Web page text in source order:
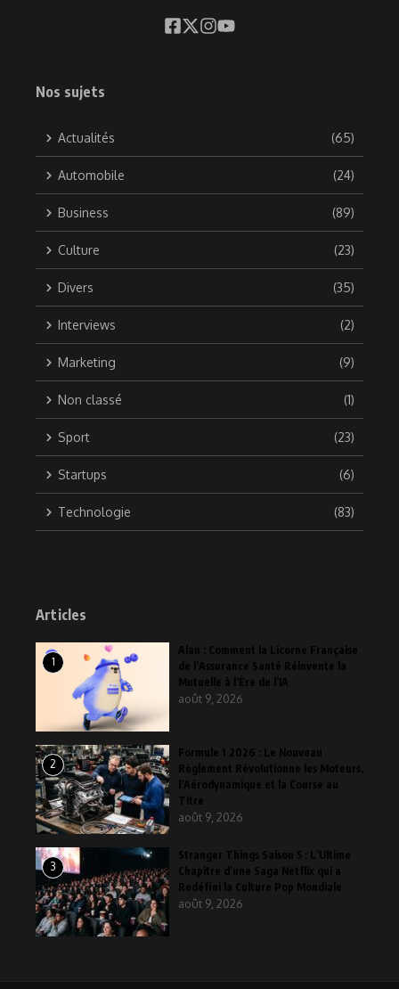
Nos sujets
Actualités (65)
Automobile (24)
Business (89)
Culture (23)
Divers (35)
Interviews (2)
Marketing (9)
Non classé (1)
Sport (23)
Startups (6)
Technologie (83)
Articles
1
Alan : Comment la Licorne Française
de l’Assurance Santé Réinvente la
Mutuelle à l’Ère de l’IA
août 9, 2026
2
Formule 1 2026 : Le Nouveau
Règlement Révolutionne les Moteurs,
l’Aérodynamique et la Course au
Titre
août 9, 2026
3
Stranger Things Saison 5 : L’Ultime
Chapitre d’une Saga Netflix qui a
Redéfini la Culture Pop Mondiale
août 9, 2026